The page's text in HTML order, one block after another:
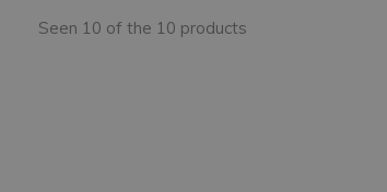
Seen 10 of the 10 products